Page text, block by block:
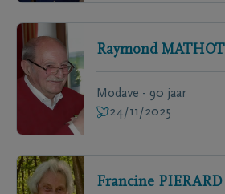
Raymond MATHOT
Modave - 90 jaar
24/11/2025
Francine PIERARD